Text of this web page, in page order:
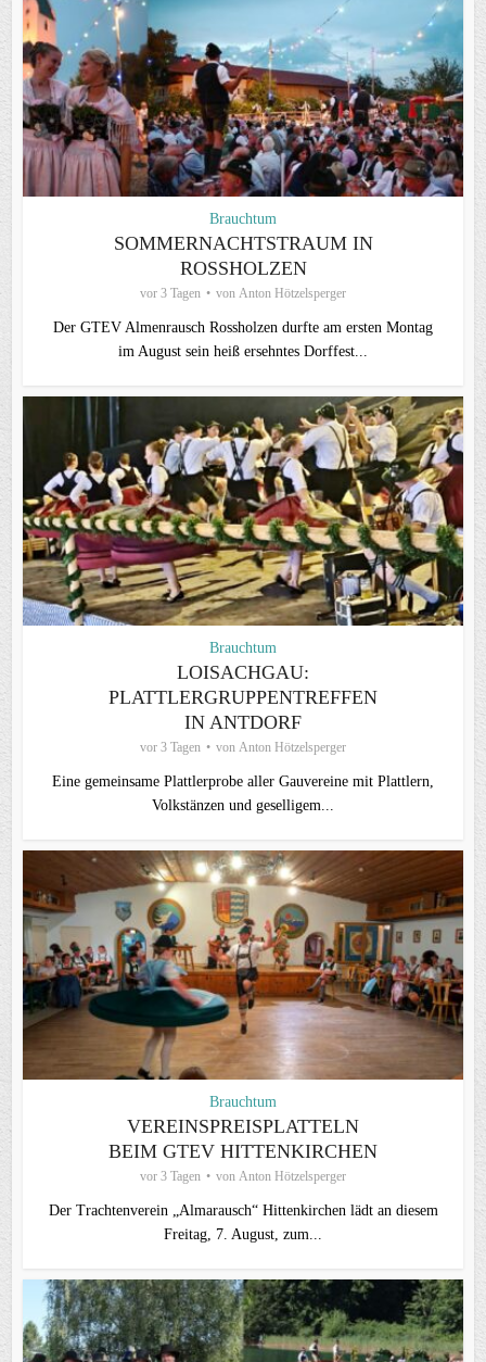
Brauchtum
SOMMERNACHTSTRAUM IN
ROSSHOLZEN
vor 3 Tagen von Anton Hötzelsperger
Der GTEV Almenrausch Rossholzen durfte am ersten Montag
im August sein heiß ersehntes Dorffest...
Brauchtum
LOISACHGAU:
PLATTLERGRUPPENTREFFEN
IN ANTDORF
vor 3 Tagen von Anton Hötzelsperger
Eine gemeinsame Plattlerprobe aller Gauvereine mit Plattlern,
Volkstänzen und geselligem...
Brauchtum
VEREINSPREISPLATTELN
BEIM GTEV HITTENKIRCHEN
vor 3 Tagen von Anton Hötzelsperger
Der Trachtenverein „Almarausch“ Hittenkirchen lädt an diesem
Freitag, 7. August, zum...